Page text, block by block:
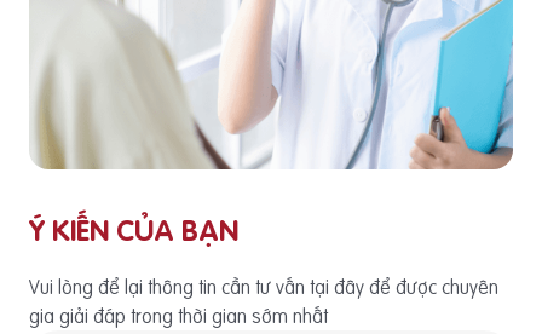
Ý KIẾN CỦA BẠN
Vui lòng để lại thông tin cần tư vấn tại đây để được chuyên
gia giải đáp trong thời gian sớm nhất